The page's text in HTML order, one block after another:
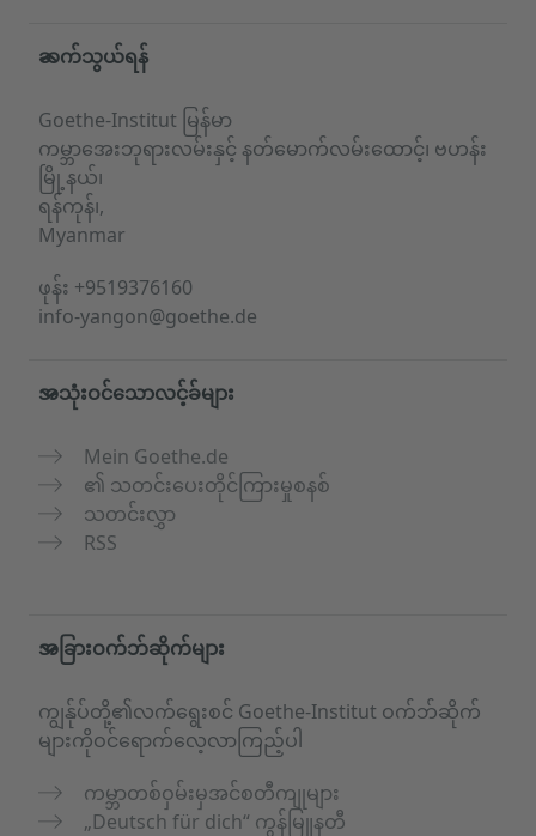
Service- und Informationsbereich
ဆက်သွယ်ရန်
Goethe-Institut မြန်မာ
ကမ္ဘာအေးဘုရားလမ်းနှင့် နတ်မောက်လမ်းထောင့်၊ ဗဟန်း
မြို့နယ်၊
ရန်ကုန်၊,
Myanmar
ဖုန်း +9519376160
info-yangon@goethe.de
အသုံးဝင်သောလင့်ခ်များ
Mein Goethe.de
၏ သတင်းပေးတိုင်ကြားမှုစနစ်
သတင်းလွှာ
RSS
အခြားဝက်ဘ်ဆိုက်များ
ကျွန်ုပ်တို့၏လက်ရွေးစင် Goethe-Institut ဝက်ဘ်ဆိုက်
များကိုဝင်ရောက်လေ့လာကြည့်ပါ
ကမ္ဘာတစ်ဝှမ်းမှအင်စတီကျုများ
„Deutsch für dich“ ကွန်မြူနတီ